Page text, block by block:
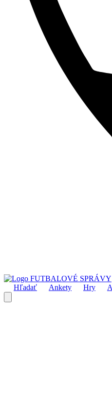
FUTBALOVÉ SPRÁVY
Hľadať
Ankety Hry